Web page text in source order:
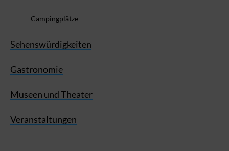
Campingplätze
Sehenswürdigkeiten
Gastronomie
Museen und Theater
Veranstaltungen